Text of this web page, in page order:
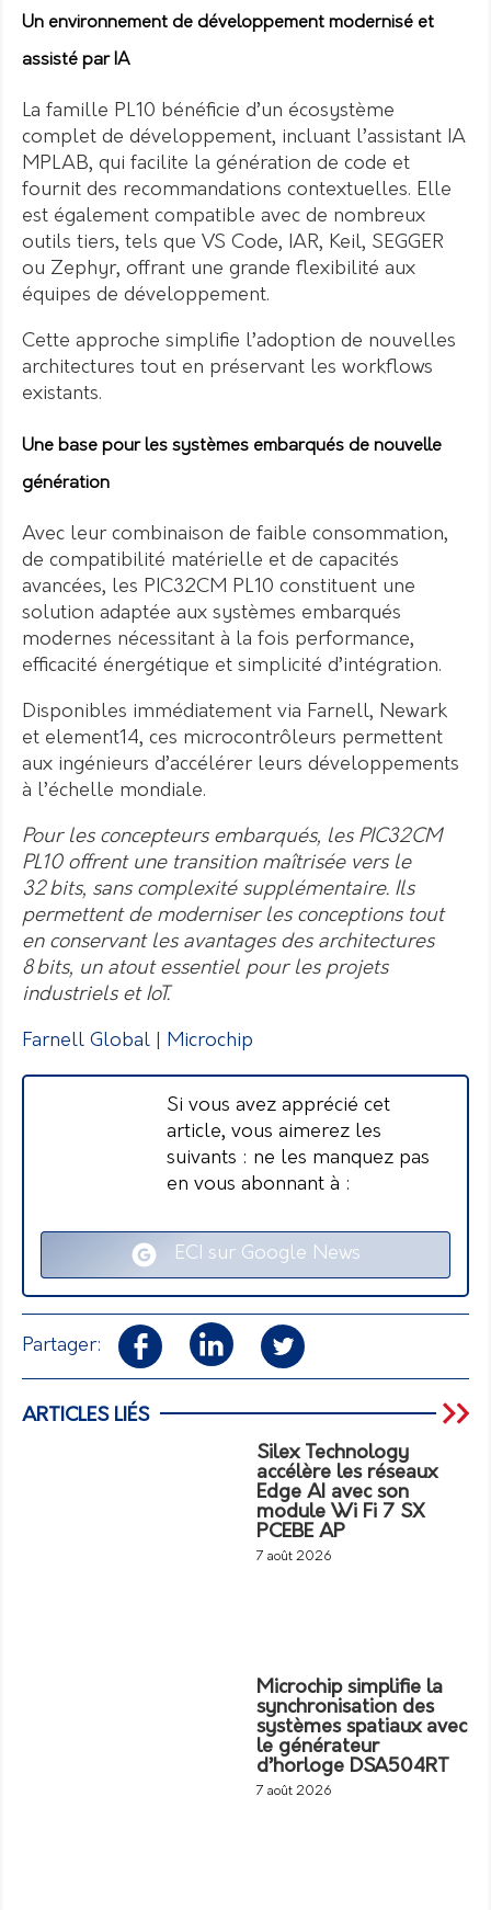
Un environnement de développement modernisé et
assisté par IA
La famille PL10 bénéficie d’un écosystème
complet de développement, incluant l’assistant IA
MPLAB, qui facilite la génération de code et
fournit des recommandations contextuelles. Elle
est également compatible avec de nombreux
outils tiers, tels que VS Code, IAR, Keil, SEGGER
ou Zephyr, offrant une grande flexibilité aux
équipes de développement.
Cette approche simplifie l’adoption de nouvelles
architectures tout en préservant les workflows
existants.
Une base pour les systèmes embarqués de nouvelle
génération
Avec leur combinaison de faible consommation,
de compatibilité matérielle et de capacités
avancées, les PIC32CM PL10 constituent une
solution adaptée aux systèmes embarqués
modernes nécessitant à la fois performance,
efficacité énergétique et simplicité d’intégration.
Disponibles immédiatement via Farnell, Newark
et element14, ces microcontrôleurs permettent
aux ingénieurs d’accélérer leurs développements
à l’échelle mondiale.
Pour les concepteurs embarqués, les PIC32CM
PL10 offrent une transition maîtrisée vers le
32 bits, sans complexité supplémentaire. Ils
permettent de moderniser les conceptions tout
en conservant les avantages des architectures
8 bits, un atout essentiel pour les projets
industriels et IoT.
Farnell Global Microchip
Si vous avez apprécié cet
article, vous aimerez les
suivants : ne les manquez pas
en vous abonnant à :
ECI sur Google News
Partager:
ARTICLES LIÉS
Silex Technology
accélère les réseaux
Edge AI avec son
module Wi Fi 7 SX
PCEBE AP
7 août 2026
Microchip simplifie la
synchronisation des
systèmes spatiaux avec
le générateur
d’horloge DSA504RT
7 août 2026